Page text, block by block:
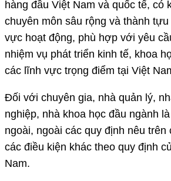
hàng đầu Việt Nam và quốc tế, có
chuyên môn sâu rộng và thành
vực hoạt động, phù hợp với yêu
nhiệm vụ phát triển kinh tế, khoa
các lĩnh vực trọng điểm tại Việt
Đối với chuyên gia, nhà quản lý,
nghiệp, nhà khoa học đầu ngành
ngoài, ngoài các quy định nêu trên
các điều kiện khác theo quy định
Nam.